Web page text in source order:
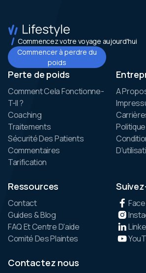
Commencez votre voyage aujourd'hui
Commencer à perdre du
poids
Perte de poids
Comment Cela Fonctionne-
T-Il ?
Coaching
Traitements
Sécurité Des Patients
Commentaires
Tarification
A
Ressources
Contact
Guides & Blog
FAQ Et Centre D'aide
Comité Des Plaintes
Contactez nous